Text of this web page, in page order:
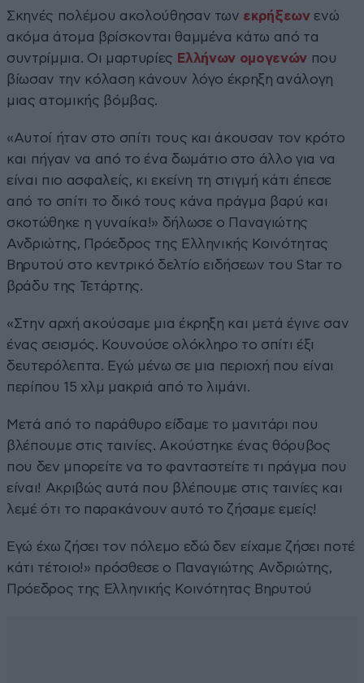
Σκηνές πολέμου ακολούθησαν των εκρήξεωνενώ
ακόμα άτομα βρίσκονται θαμμένα κάτω από τα
συντρίμμια. Οι μαρτυρίες Ελλήνων ομογενών που
βίωσαν την κόλαση κάνουν λόγο έκρηξη ανάλογη
μιας ατομικής βόμβας.
«Αυτοί ήταν στο σπίτι τους και άκουσαν τον κρότο
και πήγαν να από το ένα δωμάτιο στο άλλο για να
είναι πιο ασφαλείς, κι εκείνη τη στιγμή κάτι έπεσε
από το σπίτι το δικό τους κάνα πράγμα βαρύ και
σκοτώθηκε η γυναίκα!» δήλωσε ο Παναγιώτης
Ανδριώτης, Πρόεδρος της Ελληνικής Κοινότητας
Βηρυτού στο κεντρικό δελτίο ειδήσεων του Star το
βράδυ της Τετάρτης.
«Στην αρχή ακούσαμε μια έκρηξη και μετά έγινε σαν
ένας σεισμός. Κουνούσε ολόκληρο το σπίτι έξι
δευτερόλεπτα. Εγώ μένω σε μια περιοχή που είναι
περίπου 15 χλμ μακριά από το λιμάνι.
Μετά από το παράθυρο είδαμε το μανιτάρι που
βλέπουμε στις ταινίες. Ακούστηκε ένας θόρυβος
που δεν μπορείτε να το φανταστείτε τι πράγμα που
είναι! Ακριβώς αυτά που βλέπουμε στις ταινίες και
λεμέ ότι το παρακάνουν αυτό το ζήσαμε εμείς!
Εγώ έχω ζήσει τον πόλεμο εδώ δεν είχαμε ζήσει ποτέ
κάτι τέτοιο!» πρόσθεσε ο Παναγιώτης Ανδριώτης,
Πρόεδρος της Ελληνικής Κοινότητας Βηρυτού